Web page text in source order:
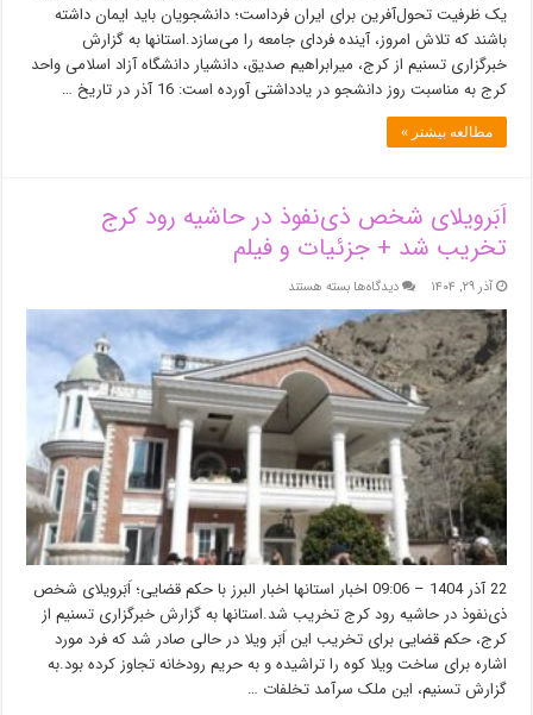
یک ظرفیت تحول‌آفرین برای ایران فرداست؛ دانشجویان باید ایمان داشته
باشند که تلاش امروز، آینده فردای جامعه را می‌سازد.استانها به گزارش
خبرگزاری تسنیم از کرج، میرابراهیم صدیق، دانشیار دانشگاه آزاد اسلامی واحد
کرج به مناسبت روز دانشجو در یادداشتی آورده است: 16 آذر در تاریخ …
مطالعه بیشتر »
اَبَر‌ویلای شخص ذی‌نفوذ در حاشیه‌ رود کرج
تخریب شد + جزئیات و فیلم
آذر ۲۹, ۱۴۰۴ دیدگاه‌هابرای
اَبَر‌ویلای
شخص
ذی‌نفوذ
در
حاشیه‌
رود
کرج
تخریب
شد
+
جزئیات
و
فیلم
بسته هستند
22 آذر 1404 – 09:06 اخبار استانها اخبار البرز با حکم قضایی؛ اَبَر‌ویلای شخص
ذی‌نفوذ در حاشیه‌ رود کرج تخریب شد.استانها به گزارش خبرگزاری تسنیم از
کرج، حکم قضایی برای تخریب این اَبَر ویلا در حالی صادر شد که فرد مورد
اشاره برای ساخت ویلا کوه را تراشیده و به حریم رودخانه تجاوز کرده بود.به
گزارش تسنیم، این ملک سرآمد تخلفات …